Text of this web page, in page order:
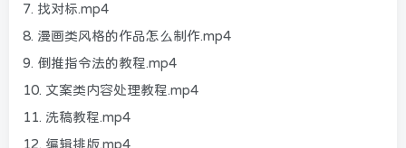
7. 找对标.mp4
8. 漫画类风格的作品怎么制作.mp4
9. 倒推指令法的教程.mp4
10. 文案类内容处理教程.mp4
11. 洗稿教程.mp4
12. 编辑排版.mp4